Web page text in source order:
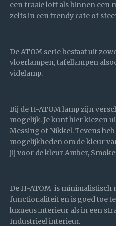
een fraaie loft als binnen een
zelfs in een trendy cafe of
De ATOM serie bestaat uit
vloerlampen, tafellampen
videlamp.
Bij de H-ATOM lamp zijn
mogelijk. Je kunt hier kiezen
Messing of Nikkel. Tevens
mogelijkheden om de kleur
jij voor de kleur Amber,
De H-ATOM is minimalistisch
functionaliteit en is goed toe
luxueus interieur als in een
Industrieel interieur.